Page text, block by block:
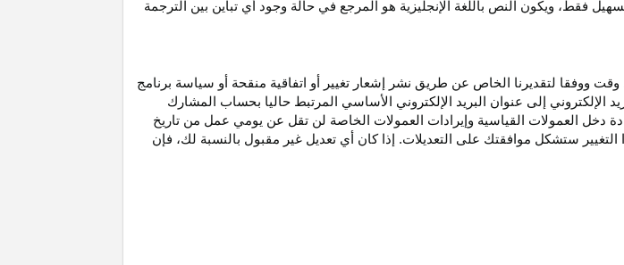
فقط، ويكون النص باللغة الإنجليزية هو المرجع في حالة وجود أي تباين بين
الترجمة
ووفقا لتقديرنا الخاص عن طريق نشر إشعار تغيير أو اتفاقية منقحة أو سياسة برنامج
إلى عنوان البريد الإلكتروني الأساسي المرتبط حاليا بحساب المشارك
دخل العمولات القياسية وإيرادات العمولات الخاصة لن تقل عن يومي عمل من تاريخ
ستشكل موافقتك على التعديلات. إذا كان أي تعديل غير مقبول بالنسبة لك، فإن